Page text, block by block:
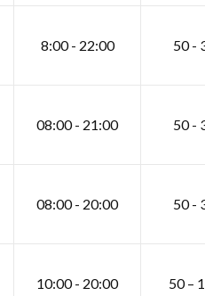
8:00 - 22:00 50 -
08:00 - 21:00 50 -
08:00 - 20:00 50 -
10:00 - 20:00 50 –